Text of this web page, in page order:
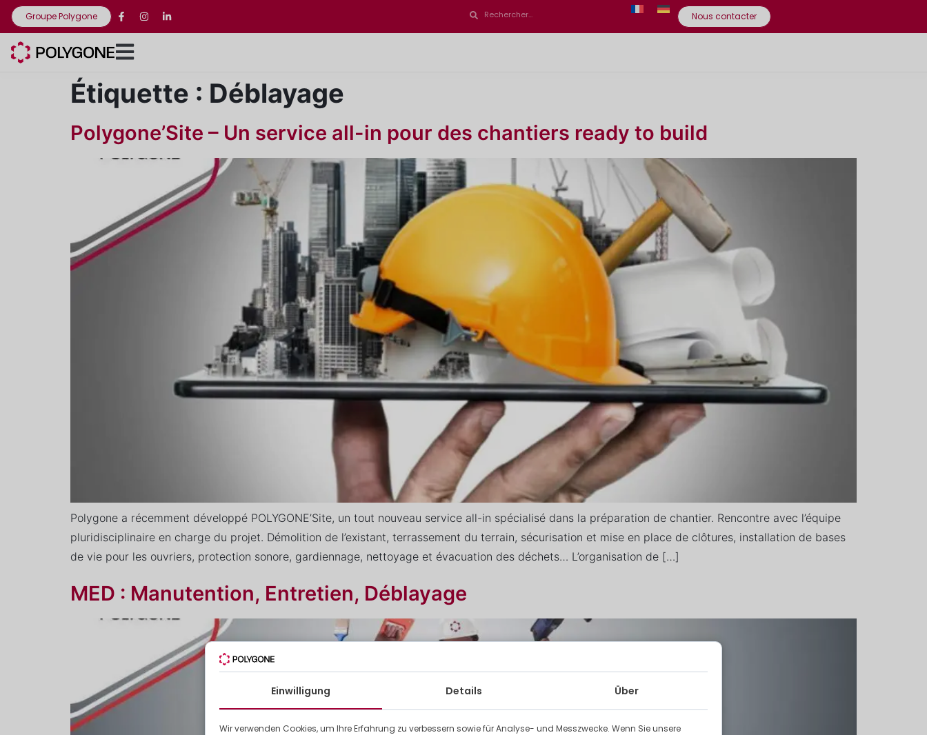
Groupe Polygone Nous contacter
Étiquette : Déblayage
Polygone’Site – Un service all-in pour des chantiers ready to build
Polygone a récemment développé POLYGONE’Site, un tout nouveau service all-in spécialisé dans la préparation de chantier. Rencontre avec l’équipe
pluridisciplinaire en charge du projet. Démolition de l’existant, terrassement du terrain, sécurisation et mise en place de clôtures, installation de bases
de vie pour les ouvriers, protection sonore, gardiennage, nettoyage et évacuation des déchets… L’organisation de […]
MED : Manutention, Entretien, Déblayage
Einwilligung Details Über
Wir verwenden Cookies, um Ihre Erfahrung zu verbessern sowie für Analyse- und Messzwecke. Wenn Sie unsere